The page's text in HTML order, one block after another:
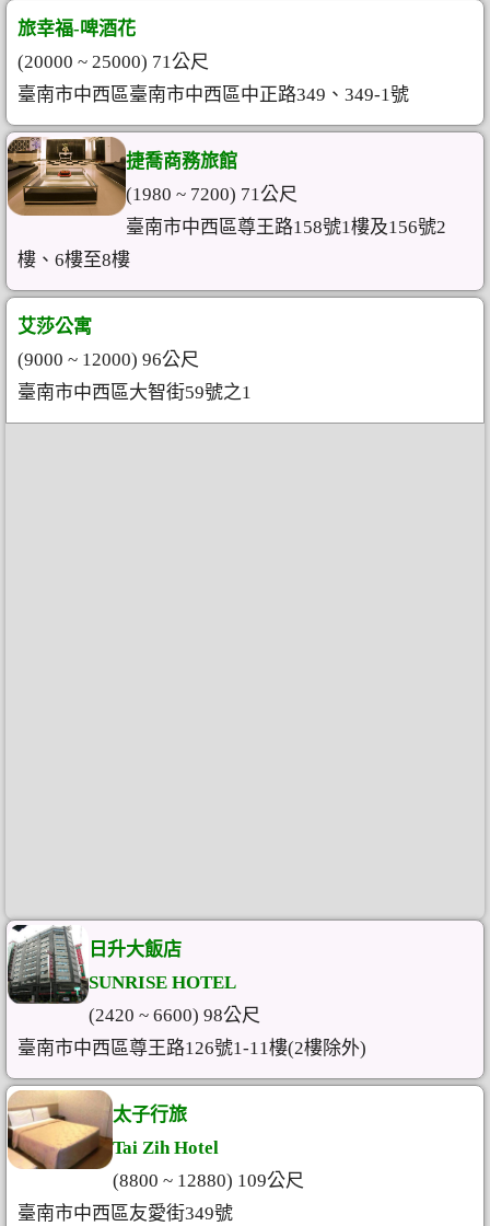
旅幸福-啤酒花
(20000 ~ 25000) 71公尺
臺南市中西區臺南市中西區中正路349、349-1號
捷喬商務旅館
(1980 ~ 7200) 71公尺
臺南市中西區尊王路158號1樓及156號2
樓、6樓至8樓
艾莎公寓
(9000 ~ 12000) 96公尺
臺南市中西區大智街59號之1
日升大飯店
SUNRISE HOTEL
(2420 ~ 6600) 98公尺
臺南市中西區尊王路126號1-11樓(2樓除外)
太子行旅
Tai Zih Hotel
(8800 ~ 12880) 109公尺
臺南市中西區友愛街349號